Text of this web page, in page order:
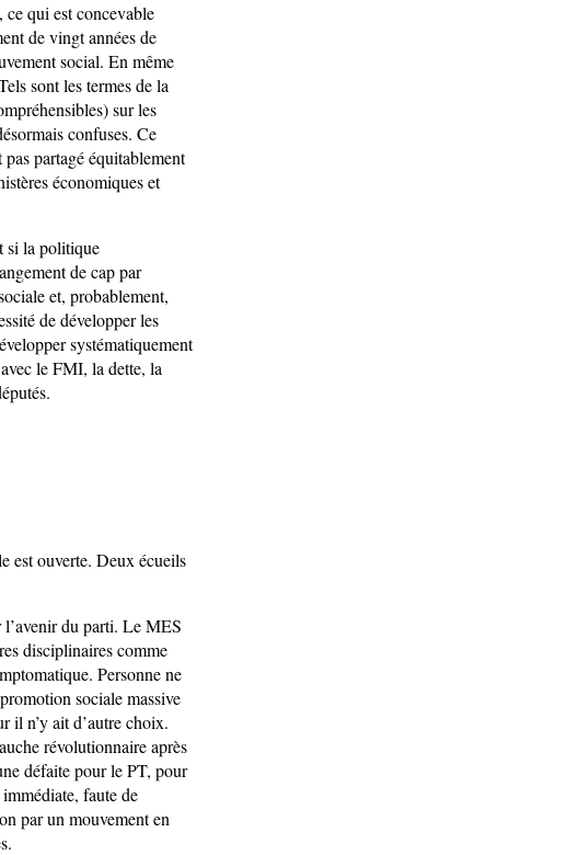
qui est concevable
de vingt années de
social. En même
sont les termes de la
sur les
confuses. Ce
partagé équitablement
économiques et
si la politique
de cap par
et, probablement,
de développer les
systématiquement
le FMI, la dette, la
est ouverte. Deux écueils
du parti. Le MES
disciplinaires comme
Personne ne
sociale massive
il n’y ait d’autre choix.
révolutionnaire après
défaite pour le PT, pour
faute de
par un mouvement en